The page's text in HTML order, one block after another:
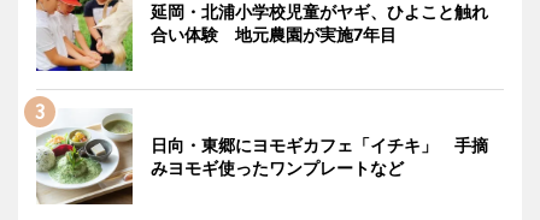
延岡・北浦小学校児童がヤギ、ひよこと触れ
合い体験 地元農園が実施7年目
日向・東郷にヨモギカフェ「イチキ」 手摘
みヨモギ使ったワンプレートなど